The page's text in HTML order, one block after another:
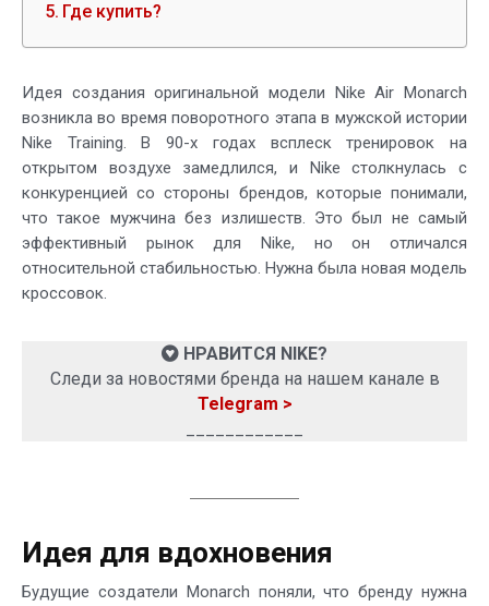
Где купить?
Идея создания оригинальной модели Nike Air Monarch
возникла во время поворотного этапа в мужской истории
Nike Training. В 90-х годах всплеск тренировок на
открытом воздухе замедлился, и Nike столкнулась с
конкуренцией со стороны брендов, которые понимали,
что такое мужчина без излишеств. Это был не самый
эффективный рынок для Nike, но он отличался
относительной стабильностью. Нужна была новая модель
кроссовок.
НРАВИТСЯ NIKE?
Следи за новостями бренда на нашем канале в
Telegram >
Идея для вдохновения
Будущие создатели Monarch поняли, что бренду нужна